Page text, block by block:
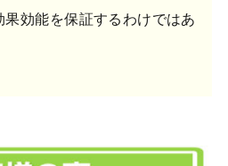
効能を保証するわけではあ